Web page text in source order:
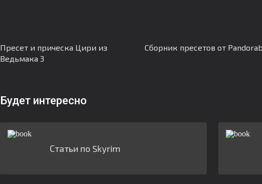
Пресет и прическа Цири из
Ведьмака 3
Сборник пресетов от
Будет интересно
Статьи по Skyrim